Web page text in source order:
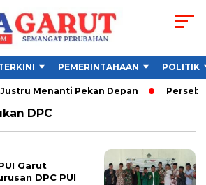
PEMERINTAHAAN POLITIK
Menanti Pekan Depan
DPC
Garut
DPC PUI